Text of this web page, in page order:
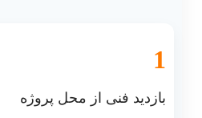
1
بازدید فنی از محل پروژه